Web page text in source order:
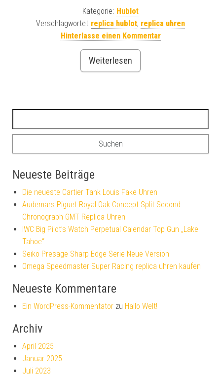
Kategorie: Hublot
Verschlagwortet replica hublot, replica uhren
Hinterlasse einen Kommentar
Weiterlesen
Neueste Beiträge
Die neueste Cartier Tank Louis Fake Uhren
Audemars Piguet Royal Oak Concept Split Second
Chronograph GMT Replica Uhren
IWC Big Pilot’s Watch Perpetual Calendar Top Gun „Lake
Tahoe“
Seiko Presage Sharp Edge Serie Neue Version
Omega Speedmaster Super Racing replica uhren kaufen
Neueste Kommentare
Ein WordPress-Kommentator zu Hallo Welt!
Archiv
April 2025
Januar 2025
Juli 2023